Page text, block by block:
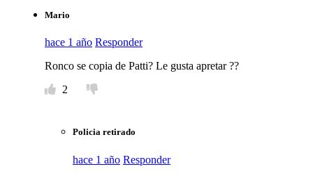
Mario
hace 1 año Responder
Ronco se copia de Patti? Le gusta apretar ??
2
Policia retirado
hace 1 año Responder